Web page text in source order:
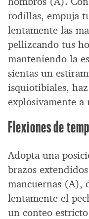
rodillas, empuja
lentamente las
pellizcando tus
manteniendo la
sientas un
isquiotibiales,
explosivamente
Flexiones de
Adopta una
brazos
mancuernas (A),
lentamente el
un conteo